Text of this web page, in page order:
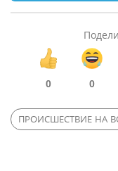
0 0
ПРОИСШЕСТВИЕ НА